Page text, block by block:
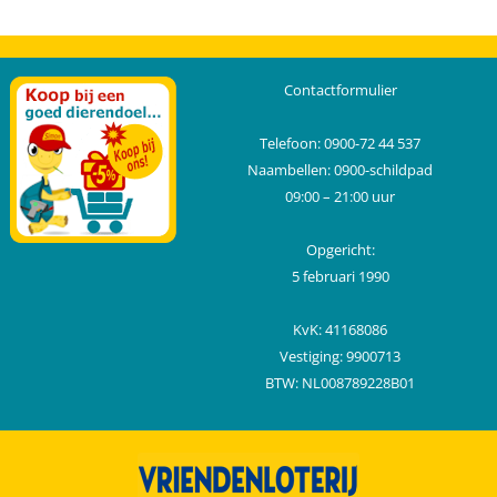
Contactformulier
Telefoon: 0900-72 44 537
Naambellen: 0900-schildpad
09:00 – 21:00 uur
Opgericht:
5 februari 1990
KvK: 41168086
Vestiging: 9900713
BTW: NL008789228B01